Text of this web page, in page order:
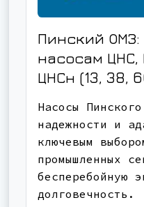
Пинский ОМЗ:
насосам ЦНС,
ЦНСн (13, 38,
Насосы
надежности и
ключевым
промышленных
бесперебойную
долговечность.